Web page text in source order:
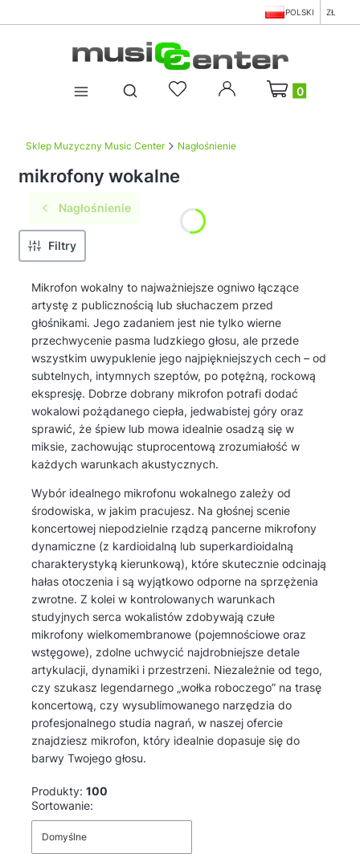
POLSKI ZŁ
Otwórz wyszukiwarkę
Produkty w
Sklep Muzyczny Music Center Nagłośnienie
mikrofony wokalne
Nagłośnienie
Filtry
Mikrofon wokalny to najważniejsze ogniwo łączące
artystę z publicznością lub słuchaczem przed
głośnikami. Jego zadaniem jest nie tylko wierne
przechwycenie pasma ludzkiego głosu, ale przede
wszystkim uwypuklenie jego najpiękniejszych cech – od
subtelnych, intymnych szeptów, po potężną, rockową
ekspresję. Dobrze dobrany mikrofon potrafi dodać
wokalowi pożądanego ciepła, jedwabistej góry oraz
sprawić, że śpiew lub mowa idealnie osadzą się w
miksie, zachowując stuprocentową zrozumiałość w
każdych warunkach akustycznych.
Wybór idealnego mikrofonu wokalnego zależy od
środowiska, w jakim pracujesz. Na głośnej scenie
koncertowej niepodzielnie rządzą pancerne mikrofony
dynamiczne (z kardioidalną lub superkardioidalną
charakterystyką kierunkową), które skutecznie odcinają
hałas otoczenia i są wyjątkowo odporne na sprzężenia
zwrotne. Z kolei w kontrolowanych warunkach
studyjnych serca wokalistów zdobywają czułe
mikrofony wielkomembranowe (pojemnościowe oraz
wstęgowe), zdolne uchwycić najdrobniejsze detale
artykulacji, dynamiki i przestrzeni. Niezależnie od tego,
czy szukasz legendarnego „wołka roboczego” na trasę
koncertową, czy wysublimowanego narzędzia do
profesjonalnego studia nagrań, w naszej ofercie
znajdziesz mikrofon, który idealnie dopasuje się do
barwy Twojego głosu.
Produkty: 100
Lista produktów
Sortowanie:
Domyślne